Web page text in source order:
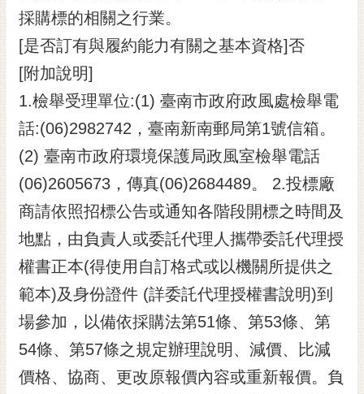
採購標的相關之行業。
[是否訂有與履約能力有關之基本資格]否
[附加說明]
1.檢舉受理單位:(1) 臺南市政府政風處檢舉電
話:(06)2982742，臺南新南郵局第1號信箱。
(2) 臺南市政府環境保護局政風室檢舉電話
(06)2605673，傳真(06)2684489。 2.投標廠
商請依照招標公告或通知各階段開標之時間及
地點，由負責人或委託代理人攜帶委託代理授
權書正本(得使用自訂格式或以機關所提供之
範本)及身份證件 (詳委託代理授權書說明)到
場參加，以備依採購法第51條、第53條、第
54條、第57條之規定辦理說明、減價、比減
價格、協商、更改原報價內容或重新報價。負